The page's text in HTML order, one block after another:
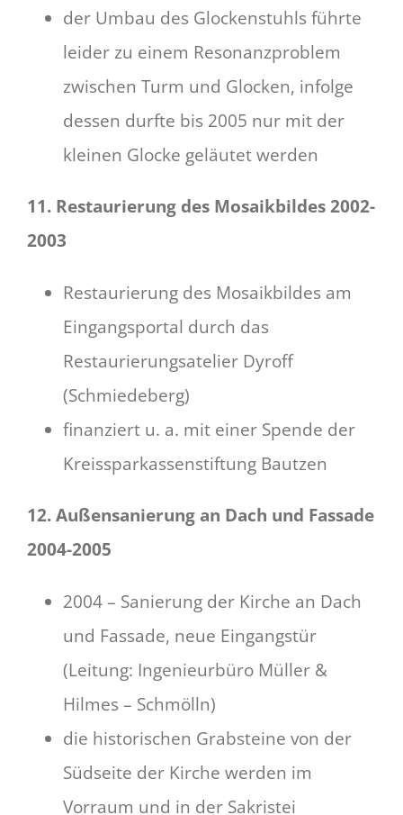
der Umbau des Glockenstuhls führte
leider zu einem Resonanzproblem
zwischen Turm und Glocken, infolge
dessen durfte bis 2005 nur mit der
kleinen Glocke geläutet werden
11. Restaurierung des Mosaikbildes 2002-
2003
Restaurierung des Mosaikbildes am
Eingangsportal durch das
Restaurierungsatelier Dyroff
(Schmiedeberg)
finanziert u. a. mit einer Spende der
Kreissparkassenstiftung Bautzen
12. Außensanierung an Dach und Fassade
2004-2005
2004 – Sanierung der Kirche an Dach
und Fassade, neue Eingangstür
(Leitung: Ingenieurbüro Müller &
Hilmes – Schmölln)
die historischen Grabsteine von der
Südseite der Kirche werden im
Vorraum und in der Sakristei